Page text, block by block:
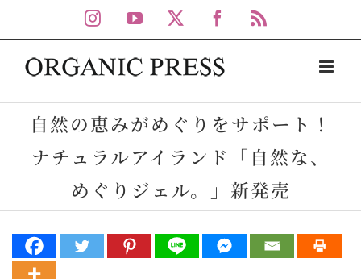
to
content
Instagram
YouTube Facebook
自然の恵みがめぐりをサポート！
ナチュラルアイランド「自然な、
めぐりジェル。」新発売